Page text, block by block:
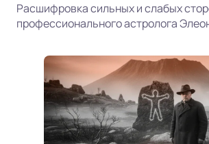
Расшифровка сильных и слабых
профессионального астролога